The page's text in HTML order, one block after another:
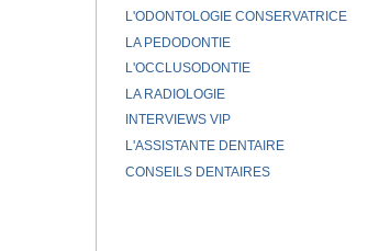
L'ODONTOLOGIE CONSERVATRICE
LA PEDODONTIE
L'OCCLUSODONTIE
LA RADIOLOGIE
INTERVIEWS VIP
L'ASSISTANTE DENTAIRE
CONSEILS DENTAIRES